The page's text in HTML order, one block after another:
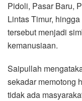
Pidoli, Pasar Baru,
Lintas Timur,
tersebut menjadi
kemanusiaan.
Saipullah
sekadar memotong
tidak ada